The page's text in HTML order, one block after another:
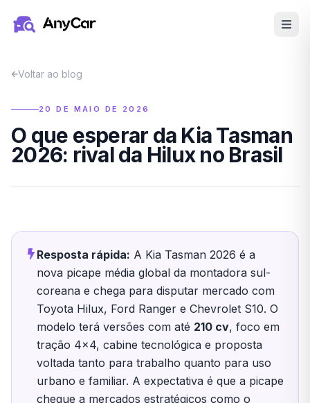
Voltar ao blog
20 DE MAIO DE 2026
O que esperar da Kia Tasman
2026: rival da Hilux no Brasil
Resposta rápida: A Kia Tasman 2026 é a
nova picape média global da montadora sul-
coreana e chega para disputar mercado com
Toyota Hilux, Ford Ranger e Chevrolet S10. O
modelo terá versões com até 210 cv, foco em
tração 4x4, cabine tecnológica e proposta
voltada tanto para trabalho quanto para uso
urbano e familiar. A expectativa é que a picape
chegue a mercados estratégicos como o